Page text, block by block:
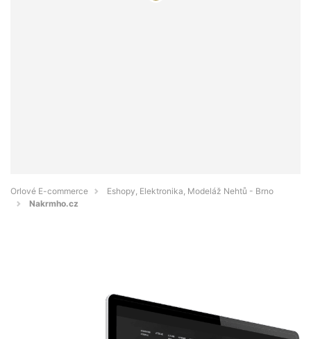
Orlové E-commerce
Eshopy, Elektronika, Modeláž Nehtů - Brno
Nakrmho.cz